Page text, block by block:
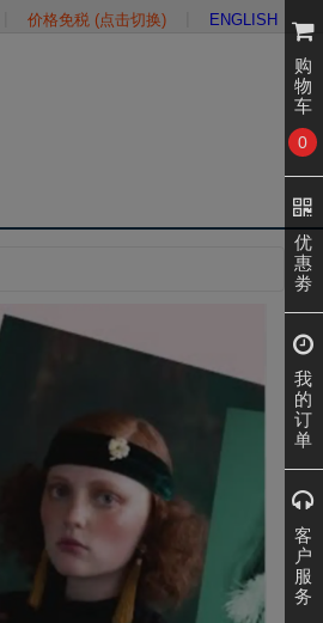
购
物
车
0
优
惠
劵
我
的
订
单
客
户
服
务
价格免税 (点击切换) ENGLISH